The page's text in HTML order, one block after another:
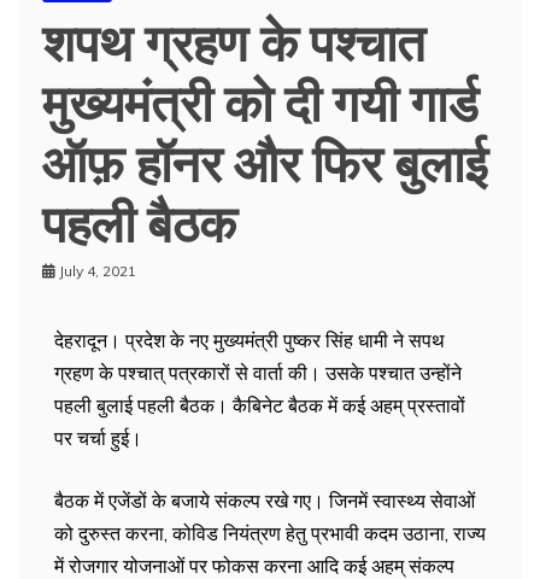
शपथ ग्रहण के पश्चात
मुख्यमंत्री को दी गयी गार्ड
ऑफ़ हॉनर और फिर बुलाई
पहली बैठक
July 4, 2021
देहरादून। प्रदेश के नए मुख्यमंत्री पुष्कर सिंह धामी ने सपथ
ग्रहण के पश्चात् पत्रकारों से वार्ता की। उसके पश्चात उन्होंने
पहली बुलाई पहली बैठक। कैबिनेट बैठक में कई अहम् प्रस्तावों
पर चर्चा हुई।
बैठक में एजेंडों के बजाये संकल्प रखे गए। जिनमें स्वास्थ्य सेवाओं
को दुरुस्त करना, कोविड नियंत्रण हेतु प्रभावी कदम उठाना, राज्य
में रोजगार योजनाओं पर फोकस करना आदि कई अहम् संकल्प